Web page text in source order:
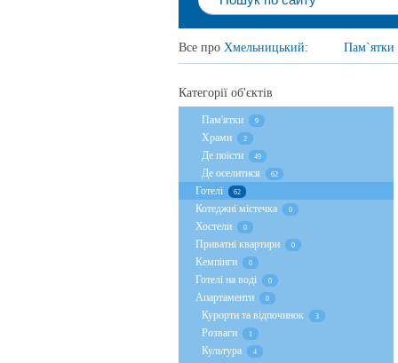
Все про Хмельницький: Пам`ятки
Категорії об'єктів
Пам'ятки 9
Храми 2
Де поїсти 49
Де оселитися 62
Готелі 62
Котеджні містечка 0
Хостели 0
Приватні квартири 0
Кемпінги 0
Готелі на воді 0
Апартаменти 0
Курорти та відпочинок 3
Розваги 1
Культура 4